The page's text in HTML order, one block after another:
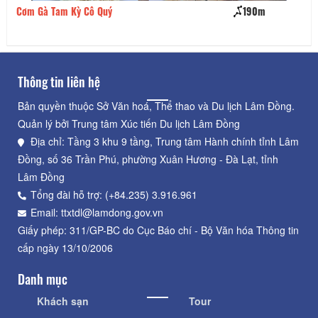
Cơm Gà Tam Kỳ Cô Quý 190m
Thông tin liên hệ
Bản quyền thuộc Sở Văn hoá, Thể thao và Du lịch Lâm Đồng.
Quản lý bởi Trung tâm Xúc tiến Du lịch Lâm Đồng
Địa chỉ: Tầng 3 khu 9 tầng, Trung tâm Hành chính tỉnh Lâm
Đồng, số 36 Trần Phú, phường Xuân Hương - Đà Lạt, tỉnh
Lâm Đồng
Tổng đài hỗ trợ: (+84.235) 3.916.961
Email: ttxtdl@lamdong.gov.vn
Giấy phép: 311/GP-BC do Cục Báo chí - Bộ Văn hóa Thông tin
cấp ngày 13/10/2006
Danh mục
Khách sạn Tour